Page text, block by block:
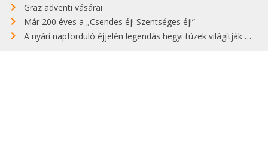
Graz adventi vásárai
Már 200 éves a „Csendes éj! Szentséges éj!”
A nyári napforduló éjjelén legendás hegyi tüzek világítják meg Zugspitzét